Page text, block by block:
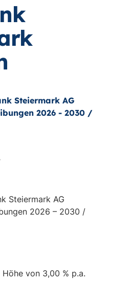
Steiermark AG
2026 - 2030 /
Steiermark AG
2026 – 2030 /
von 3,00 % p.a.